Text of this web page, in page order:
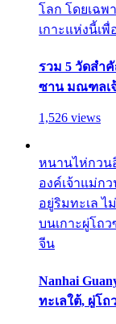
โลก โดยเฉพ
เกาะแห่งนี้เ
รวม 5 วัดสำ
ซาน มณฑลเจ้
1,526 views
หนานไห่กวน
องค์เจ้าแม่ก
อยู่ริมทะเล ไ
บนเกาะผู่โถ
จีน
Nanhai
ทะเลใต้, ผู่โ